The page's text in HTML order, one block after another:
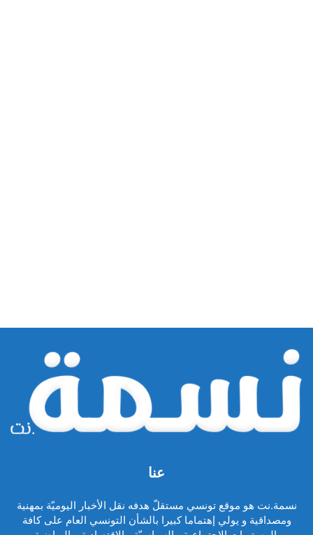
عنا
نسمة.نت هو موقع تونسي مستقلّ هدفه نقل الأخبار اليوميّة بمهنية
ومصداقية و يولي إهتماما كبيرا بالشأن التونسي العام على كافة